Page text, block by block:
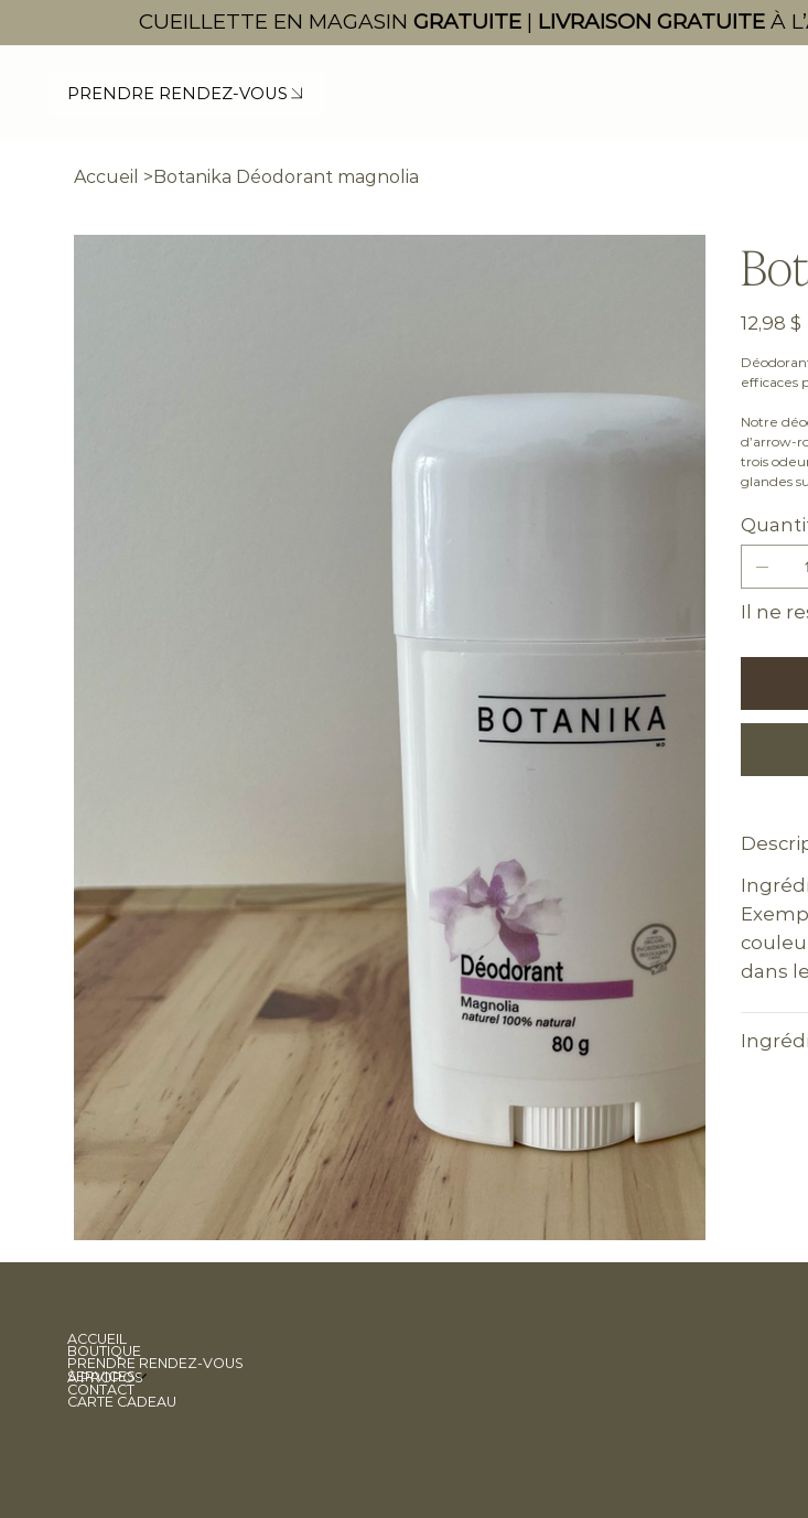
PRENDRE RENDEZ-VOUS
CUEILLETTE EN MAGASIN GRATUITE| LIVRAISON GRATUITE À
Accueil >Botanika Déodorant magnolia
Prix
12,98 $
efficaces
Notre
d’arrow-
trois
glandes
Il ne
dans
ACCUEIL
BOUTIQUE
PRENDRE RENDEZ-VOUS
SERVICES
À PROPOS
CONTACT
CARTE CADEAU